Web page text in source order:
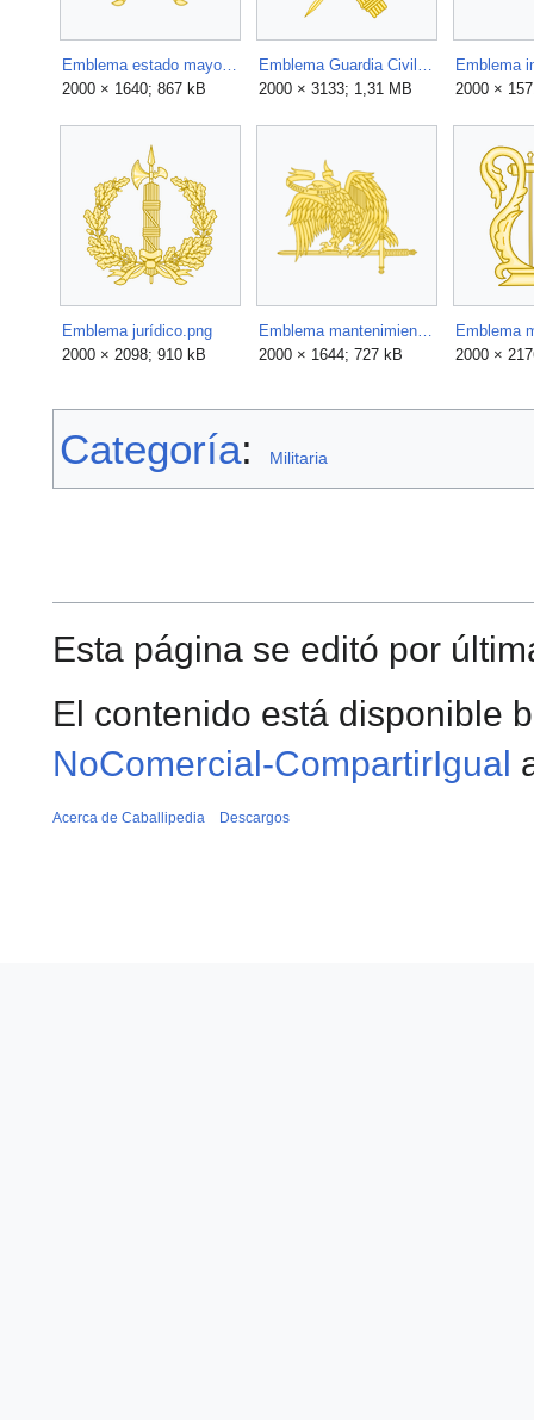
2000 × 1640; 867 kB
2000 × 3133; 1,31 MB
Emblema
2000 ×
Emblema jurídico.png
2000 × 2098; 910 kB
Emblema mantenimiento.png
2000 × 1644; 727 kB
Emblema
2000 ×
Categoría: Militaria
Esta página se editó por
El contenido está disponible
NoComercial-CompartirIgual
Acerca de Caballipedia Descargos